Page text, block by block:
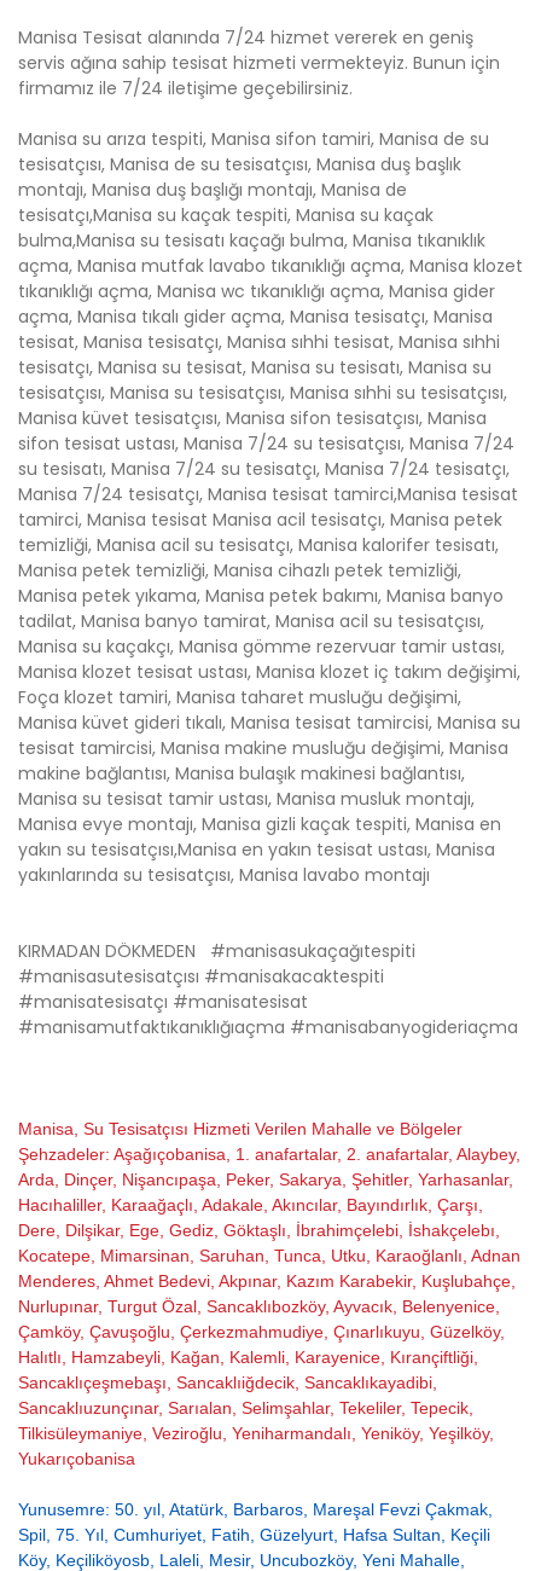
Manisa Tesisat alanında 7/24 hizmet vererek en geniş
servis ağına sahip tesisat hizmeti vermekteyiz. Bunun için
firmamız ile 7/24 iletişime geçebilirsiniz.
Manisa su arıza tespiti, Manisa sifon tamiri, Manisa de su
tesisatçısı, Manisa de su tesisatçısı, Manisa duş başlık
montajı, Manisa duş başlığı montajı, Manisa de
tesisatçı,Manisa su kaçak tespiti, Manisa su kaçak
bulma,Manisa su tesisatı kaçağı bulma, Manisa tıkanıklık
açma, Manisa mutfak lavabo tıkanıklığı açma, Manisa klozet
tıkanıklığı açma, Manisa wc tıkanıklığı açma, Manisa gider
açma, Manisa tıkalı gider açma, Manisa tesisatçı, Manisa
tesisat, Manisa tesisatçı, Manisa sıhhi tesisat, Manisa sıhhi
tesisatçı, Manisa su tesisat, Manisa su tesisatı, Manisa su
tesisatçısı, Manisa su tesisatçısı, Manisa sıhhi su tesisatçısı,
Manisa küvet tesisatçısı, Manisa sifon tesisatçısı, Manisa
sifon tesisat ustası, Manisa 7/24 su tesisatçısı, Manisa 7/24
su tesisatı, Manisa 7/24 su tesisatçı, Manisa 7/24 tesisatçı,
Manisa 7/24 tesisatçı, Manisa tesisat tamirci,Manisa tesisat
tamirci, Manisa tesisat Manisa acil tesisatçı, Manisa petek
temizliği, Manisa acil su tesisatçı, Manisa kalorifer tesisatı,
Manisa petek temizliği, Manisa cihazlı petek temizliği,
Manisa petek yıkama, Manisa petek bakımı, Manisa banyo
tadilat, Manisa banyo tamirat, Manisa acil su tesisatçısı,
Manisa su kaçakçı, Manisa gömme rezervuar tamir ustası,
Manisa klozet tesisat ustası, Manisa klozet iç takım değişimi,
Foça klozet tamiri, Manisa taharet musluğu değişimi,
Manisa küvet gideri tıkalı, Manisa tesisat tamircisi, Manisa su
tesisat tamircisi, Manisa makine musluğu değişimi, Manisa
makine bağlantısı, Manisa bulaşık makinesi bağlantısı,
Manisa su tesisat tamir ustası, Manisa musluk montajı,
Manisa evye montajı, Manisa gizli kaçak tespiti, Manisa en
yakın su tesisatçısı,Manisa en yakın tesisat ustası, Manisa
yakınlarında su tesisatçısı, Manisa lavabo montajı
KIRMADAN DÖKMEDEN #manisasukaçağıtespiti
#manisasutesisatçısı #manisakacaktespiti
#manisatesisatçı #manisatesisat
#manisamutfaktıkanıklığıaçma #manisabanyogideriaçma
Manisa, Su Tesisatçısı Hizmeti Verilen Mahalle ve Bölgeler
Şehzadeler: Aşağıçobanisa, 1. anafartalar, 2. anafartalar, Alaybey,
Arda, Dinçer, Nişancıpaşa, Peker, Sakarya, Şehitler, Yarhasanlar,
Hacıhaliller, Karaağaçlı, Adakale, Akıncılar, Bayındırlık, Çarşı,
Dere, Dilşikar, Ege, Gediz, Göktaşlı, İbrahimçelebi, İshakçelebı,
Kocatepe, Mimarsinan, Saruhan, Tunca, Utku, Karaoğlanlı, Adnan
Menderes, Ahmet Bedevi, Akpınar, Kazım Karabekir, Kuşlubahçe,
Nurlupınar, Turgut Özal, Sancaklıbozköy, Ayvacık, Belenyenice,
Çamköy, Çavuşoğlu, Çerkezmahmudiye, Çınarlıkuyu, Güzelköy,
Halıtlı, Hamzabeyli, Kağan, Kalemli, Karayenice, Kırançiftliği,
Sancaklıçeşmebaşı, Sancaklıiğdecik, Sancaklıkayadibi,
Sancaklıuzunçınar, Sarıalan, Selimşahlar, Tekeliler, Tepecik,
Tilkisüleymaniye, Veziroğlu, Yeniharmandalı, Yeniköy, Yeşilköy,
Yukarıçobanisa
Yunusemre: 50. yıl, Atatürk, Barbaros, Mareşal Fevzi Çakmak,
Spil, 75. Yıl, Cumhuriyet, Fatih, Güzelyurt, Hafsa Sultan, Keçili
Köy, Keçiliköyosb, Laleli, Mesir, Uncubozköy, Yeni Mahalle,